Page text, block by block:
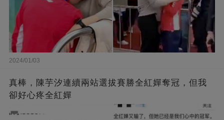
2024/01/03
真棒，陳芋汐連續兩站選拔賽勝全紅嬋奪冠，但我
卻好心疼全紅嬋